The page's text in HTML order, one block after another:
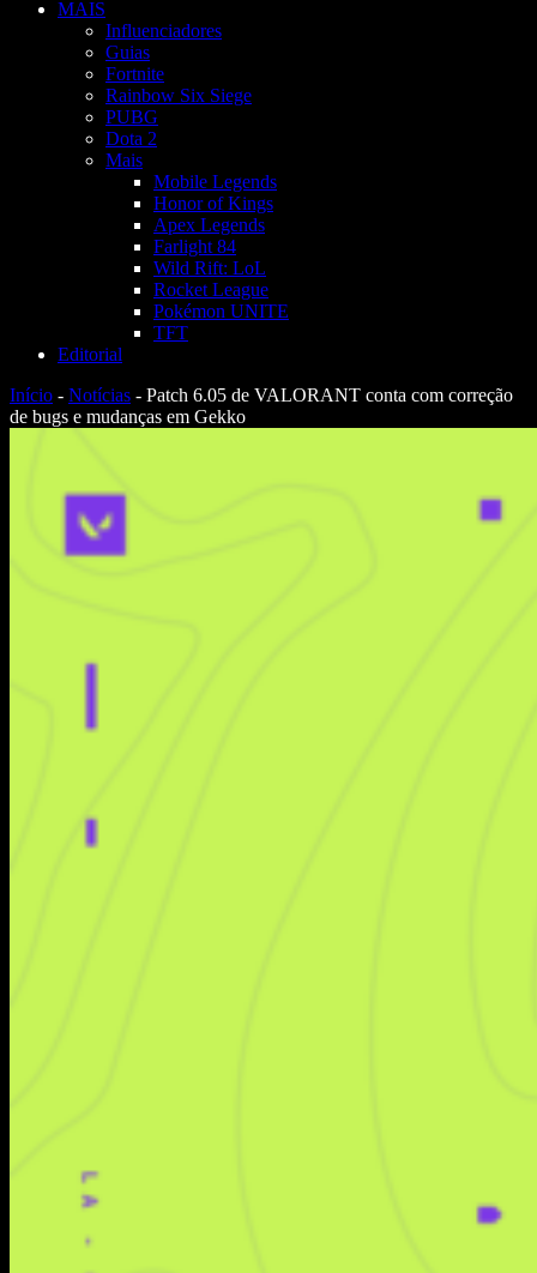
MAIS
Influenciadores
Guias
Fortnite
Rainbow Six Siege
PUBG
Dota 2
Mais
Mobile Legends
Honor of Kings
Apex Legends
Farlight 84
Wild Rift: LoL
Rocket League
Pokémon UNITE
TFT
Editorial
Início - Notícias - Patch 6.05 de VALORANT conta com correção
de bugs e mudanças em Gekko